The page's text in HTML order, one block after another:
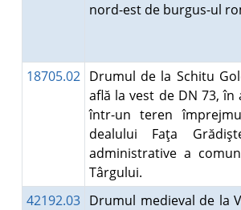
nord-est de burgus-ul
18705.02 Drumul de la Schitu
află la vest de DN 73,
într-un teren
dealului Faţa
administrative a
Târgului.
42192.03 Drumul medieval de la